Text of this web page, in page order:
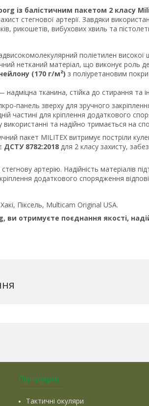
із балістичним пакетом 2 класу
стегнової артерії. Завдяки
рикошетів, вибухових хвиль та
поліетилен високої
нетканий матеріал, що виконує роль
(170 г/м²) з поліуретановим
надміцна тканина, стійка до стирання та
панель зверху для зручного
частині для кріплення додаткового
використанні та надійно тримається на
пакет MILITEX витримує постріли
ДСТУ 8782:2018 для 2 класу захисту,
артерію. Надійність матеріалів
додаткового спорядження
Піксель, Multicam Original USA.
отримуєте поєднання якості,
Популярні
Тактичні окуляри